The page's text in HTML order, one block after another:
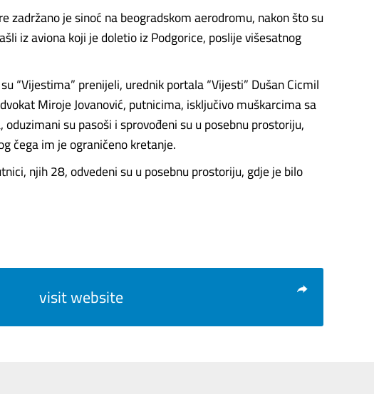
zadržano je sinoć na beogradskom aerodromu, nakon što su
iz aviona koji je doletio iz Podgorice, poslije višesatnog
“Vijestima” prenijeli, urednik portala “Vijesti” Dušan Cicmil
Miroje Jovanović, putnicima, isključivo muškarcima sa
su pasoši i sprovođeni su u posebnu prostoriju,
čega im je ograničeno kretanje.
njih 28, odvedeni su u posebnu prostoriju, gdje je bilo
visit website